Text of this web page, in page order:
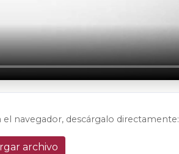
navegador, descárgalo directamente:
archivo